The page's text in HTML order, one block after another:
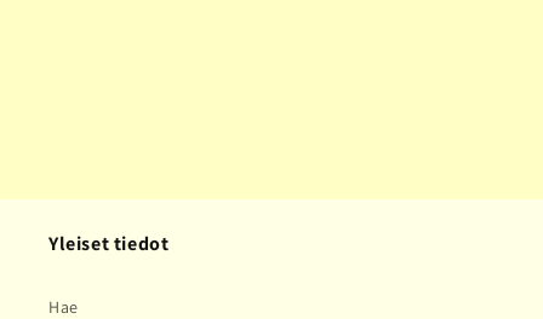
Yleiset tiedot
Hae